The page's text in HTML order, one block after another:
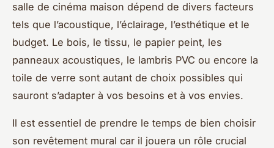
salle de cinéma maison dépend de divers facteurs
tels que l’acoustique, l’éclairage, l’esthétique et le
budget. Le bois, le tissu, le papier peint, les
panneaux acoustiques, le lambris PVC ou encore la
toile de verre sont autant de choix possibles qui
sauront s’adapter à vos besoins et à vos envies.
Il est essentiel de prendre le temps de bien choisir
son revêtement mural car il jouera un rôle crucial